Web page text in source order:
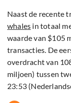
Naast de recente
whales in totaal
waarde van $105
transacties. De
overdracht van
miljoen) tussen
23:53